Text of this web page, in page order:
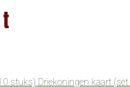
Driekoningen kaart